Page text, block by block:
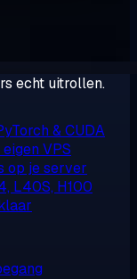
echt uitrollen.
& CUDA
VPS
op je server
L40S, H100